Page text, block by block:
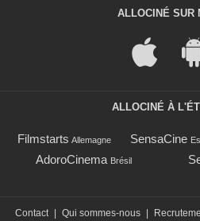
ALLOCINÉ SUR
ALLOCINÉ À
Filmstarts Allemagne SensaCine
AdoroCinema Brésil
Contact Qui sommes-nous